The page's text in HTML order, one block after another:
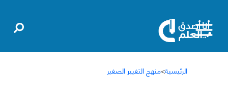
الرئيسية>منهج التغيير الصغير